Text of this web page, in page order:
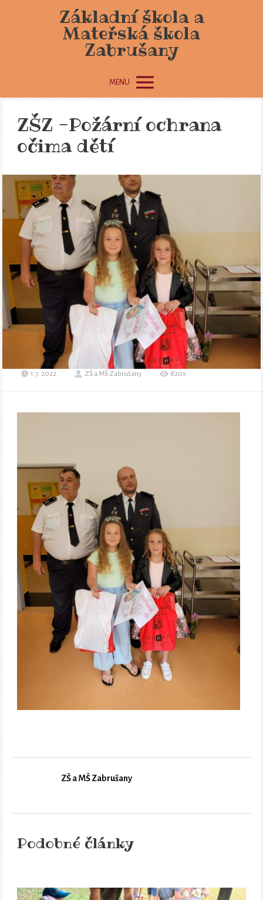
Základní škola a
Mateřská škola
Zabrušany
MENU
ZŠZ -Požární ochrana
očima dětí
1.7. 2022 ZŠ a MŠ Zabrušany 820x
ZŠ a MŠ Zabrušany
Podobné články